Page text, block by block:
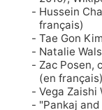
Hussein
français)
Tae Gon Kim
Natalie
Zac Posen,
(en français)
Vega Zaishi
"Pankaj and